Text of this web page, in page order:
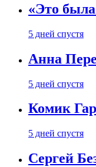
«Это
5 дней спустя
Анна
5 дней спустя
Комик
5 дней спустя
Сергей